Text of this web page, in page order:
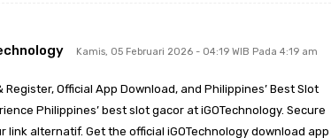
Kamis, 05 Februari 2026 - 04:19 WIB Pada 4:19 am
Official App Download, and Philippines’ Best Slot
Philippines’ best slot gacor at iGOTechnology. Secure
link alternatif. Get the official iGOTechnology download app